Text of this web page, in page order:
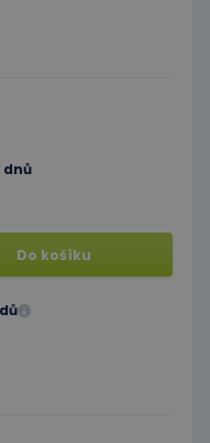
dnů
Do košíku